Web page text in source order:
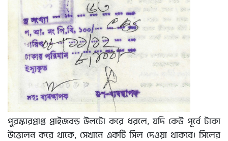
পুরস্কারপ্রাপ্ত প্রাইজবন্ড উলটো করে ধরলে, যদি কেউ পূর্বে টাকা
উত্তোলন করে থাকে, সেখানে একটি সিল দেওয়া থাকবে। সিলের